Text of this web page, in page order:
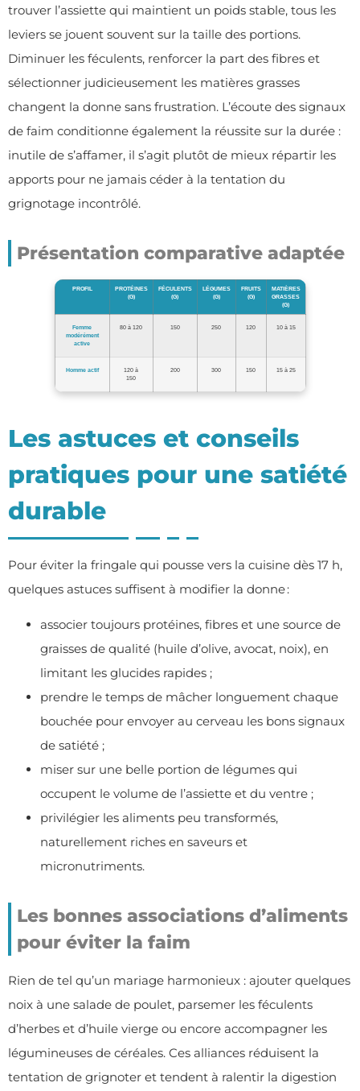
trouver l’assiette qui maintient un poids stable, tous les
leviers se jouent souvent sur la taille des portions.
Diminuer les féculents, renforcer la part des fibres et
sélectionner judicieusement les matières grasses
changent la donne sans frustration. L’écoute des signaux
de faim conditionne également la réussite sur la durée :
inutile de s’affamer, il s’agit plutôt de mieux répartir les
apports pour ne jamais céder à la tentation du
grignotage incontrôlé.
Présentation comparative adaptée
PROFIL
PROTÉINES
(G)
FÉCULENTS
(G)
LÉGUMES
(G)
FRUITS
(G)
MATIÈRES
GRASSES
(G)
Femme
modérément
active
80 à 120 150 250 120 10 à 15
Homme actif
120 à
150
200 300 150 15 à 25
Les astuces et conseils
pratiques pour une satiété
durable
Pour éviter la fringale qui pousse vers la cuisine dès 17 h,
quelques astuces suffisent à modifier la donne :
associer toujours protéines, fibres et une source de
graisses de qualité (huile d’olive, avocat, noix), en
limitant les glucides rapides ;
prendre le temps de mâcher longuement chaque
bouchée pour envoyer au cerveau les bons signaux
de satiété ;
miser sur une belle portion de légumes qui
occupent le volume de l’assiette et du ventre ;
privilégier les aliments peu transformés,
naturellement riches en saveurs et
micronutriments.
Les bonnes associations d’aliments
pour éviter la faim
Rien de tel qu’un mariage harmonieux : ajouter quelques
noix à une salade de poulet, parsemer les féculents
d’herbes et d’huile vierge ou encore accompagner les
légumineuses de céréales. Ces alliances réduisent la
tentation de grignoter et tendent à ralentir la digestion